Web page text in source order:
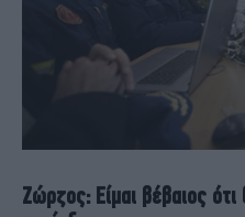
Ζώρζος: Είμαι βέβαιος